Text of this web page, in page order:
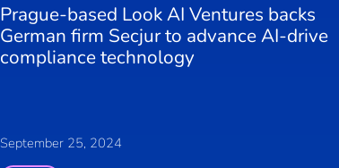
Prague-based Look AI Ventures backs
German firm Secjur to advance AI-drive
compliance technology
September 25, 2024